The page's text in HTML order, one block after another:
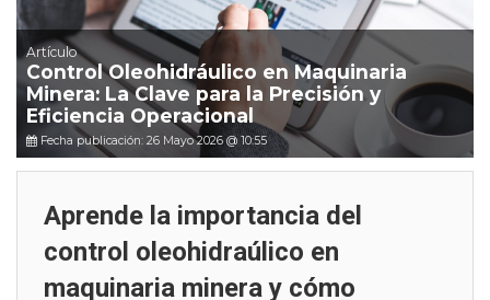
Artículo
Control Oleohidráulico en Maquinaria
Minera: La Clave para la Precisión y
Eficiencia Operacional
Fecha publicación: 26 Mayo 2026 @ 10:55
Aprende la importancia del
control oleohidraúlico en
maquinaria minera y cómo